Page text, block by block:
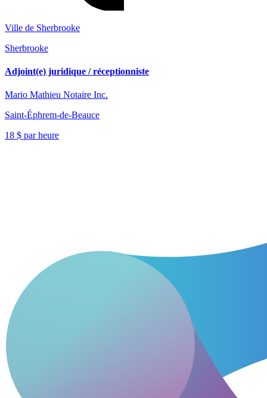
Ville de Sherbrooke
Sherbrooke
Adjoint(e) juridique / réceptionniste
Mario Mathieu Notaire Inc.
Saint-Éphrem-de-Beauce
18 $ par heure